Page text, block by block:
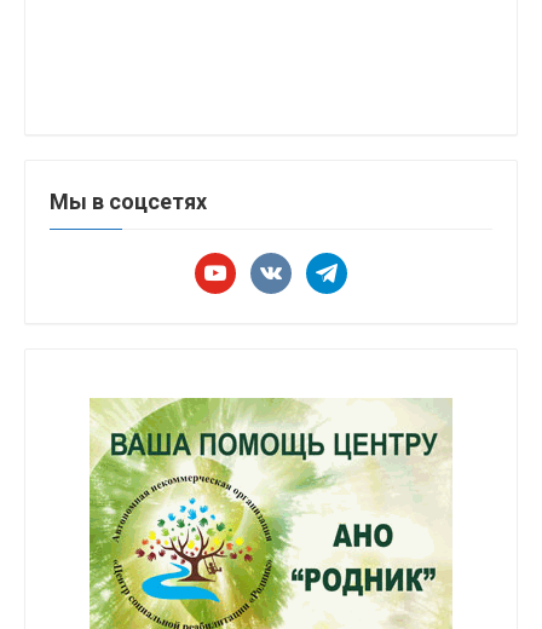
Мы в соцсетях
youtubevkontaktetelegram